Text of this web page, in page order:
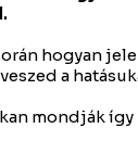
hogyan
a
mondják